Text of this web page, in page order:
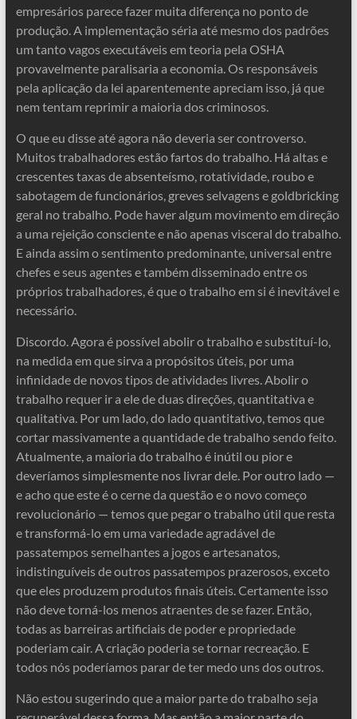
empresários parece fazer muita diferença no ponto de
produção. A implementação séria até mesmo dos padrões
um tanto vagos executáveis ​​em teoria pela OSHA
provavelmente paralisaria a economia. Os responsáveis ​​
pela aplicação da lei aparentemente apreciam isso, já que
nem tentam reprimir a maioria dos criminosos.
O que eu disse até agora não deveria ser controverso.
Muitos trabalhadores estão fartos do trabalho. Há altas e
crescentes taxas de absenteísmo, rotatividade, roubo e
sabotagem de funcionários, greves selvagens e goldbricking
geral no trabalho. Pode haver algum movimento em direção
a uma rejeição consciente e não apenas visceral do trabalho.
E ainda assim o sentimento predominante, universal entre
chefes e seus agentes e também disseminado entre os
próprios trabalhadores, é que o trabalho em si é inevitável e
necessário.
Discordo. Agora é possível abolir o trabalho e substituí-lo,
na medida em que sirva a propósitos úteis, por uma
infinidade de novos tipos de atividades livres. Abolir o
trabalho requer ir a ele de duas direções, quantitativa e
qualitativa. Por um lado, do lado quantitativo, temos que
cortar massivamente a quantidade de trabalho sendo feito.
Atualmente, a maioria do trabalho é inútil ou pior e
deveríamos simplesmente nos livrar dele. Por outro lado —
e acho que este é o cerne da questão e o novo começo
revolucionário — temos que pegar o trabalho útil que resta
e transformá-lo em uma variedade agradável de
passatempos semelhantes a jogos e artesanatos,
indistinguíveis de outros passatempos prazerosos, exceto
que eles produzem produtos finais úteis. Certamente isso
não deve torná-los menos atraentes de se fazer. Então,
todas as barreiras artificiais de poder e propriedade
poderiam cair. A criação poderia se tornar recreação. E
todos nós poderíamos parar de ter medo uns dos outros.
Não estou sugerindo que a maior parte do trabalho seja